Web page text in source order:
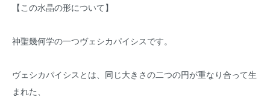
【この水晶の形について】
神聖幾何学の一つヴェシカパイシスです。
ヴェシカパイシスとは、同じ大きさの二つの円が重なり合って生
まれた、